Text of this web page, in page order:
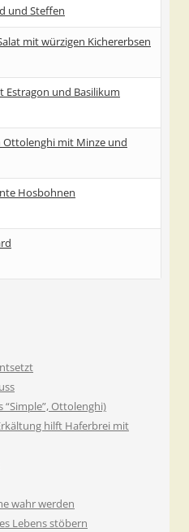
und Steffen
mit würzigen Kichererbsen
Estragon und Basilikum
Ottolenghi mit Minze und
Hosbohnen
“Simple”, Ottolenghi)
hilft Haferbrei mit
wahr werden
Lebens stöbern